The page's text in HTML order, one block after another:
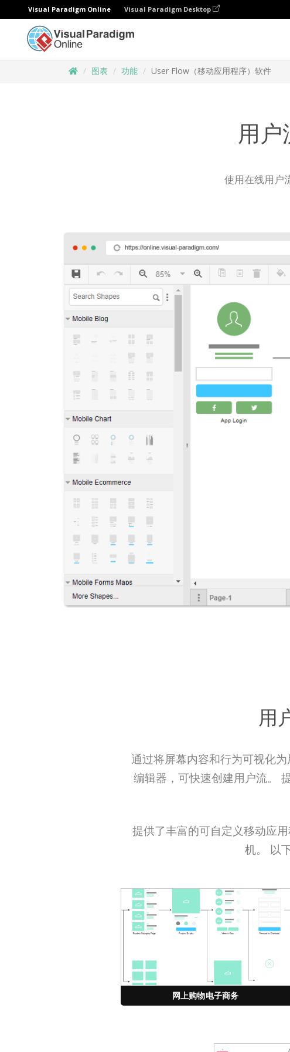
Visual Paradigm Online Visual Paradigm Desktop
图表 功能 User Flow（移动应用程序）软件
用
使用在线用户
用
通过将屏幕内容和行为可视化
编辑器，可快速创建用户流。
提供了丰富的可自定义移动应
机。 以
网上购物电子商务